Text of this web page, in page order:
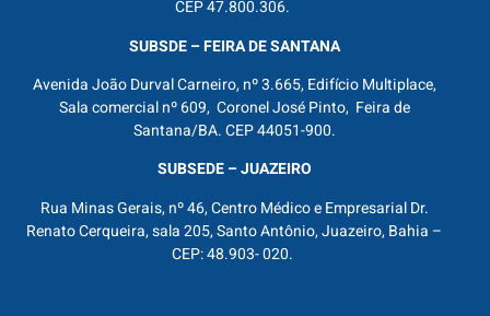
CEP 47.800.306.
SUBSDE – FEIRA DE SANTANA
Avenida João Durval Carneiro, nº 3.665, Edifício Multiplace,
Sala comercial nº 609, Coronel José Pinto, Feira de
Santana/BA. CEP 44051-900.
SUBSEDE – JUAZEIRO
Rua Minas Gerais, nº 46, Centro Médico e Empresarial Dr.
Renato Cerqueira, sala 205, Santo Antônio, Juazeiro, Bahia –
CEP: 48.903- 020.